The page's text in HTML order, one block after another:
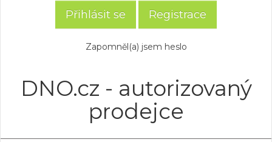
Registrace
Zapomněl(a) jsem heslo
DNO.cz - autorizovaný
prodejce